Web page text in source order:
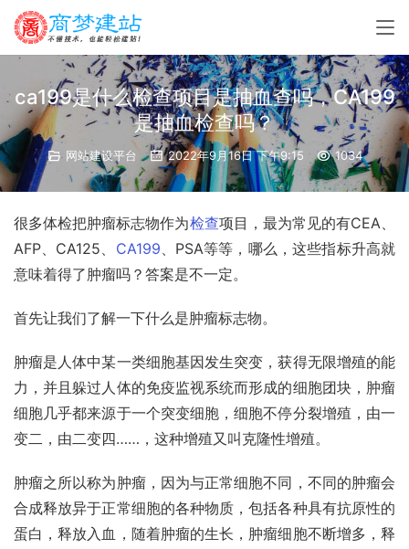
ca199是什么检查项目是抽血查吗，CA199
是抽血检查吗？
网站建设平台 2022年9月16日 下午9:15 1034
很多体检把肿瘤标志物作为检查项目，最为常见的有CEA、
AFP、 CA125、 CA199、PSA等等，哪么，这些指标升高就
意味着得了肿瘤吗？答案是不一定。
首先让我们了解一下什么是肿瘤标志物。
肿瘤是人体中某一类细胞基因发生突变，获得无限增殖的能
力，并且躲过人体的免疫监视系统而形成的细胞团块，肿瘤
细胞几乎都来源于一个突变细胞，细胞不停分裂增殖，由一
变二，由二变四……，这种增殖又叫克隆性增殖。
肿瘤之所以称为肿瘤，因为与正常细胞不同，不同的肿瘤会
合成释放异于正常细胞的各种物质，包括各种具有抗原性的
蛋白 ，释放入血，随着肿瘤的生长，肿瘤细胞不断增多，释